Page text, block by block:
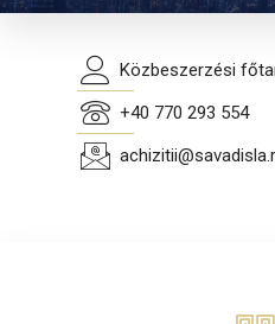
Közbeszerzési
+40 770 293 554